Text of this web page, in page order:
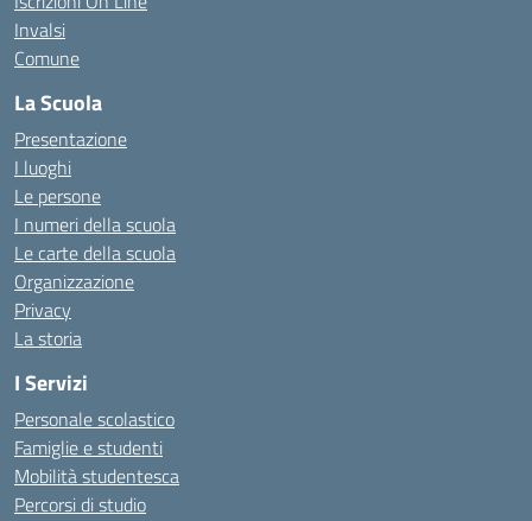
Invalsi
Comune
La Scuola
Presentazione
I luoghi
Le persone
I numeri della scuola
Le carte della scuola
Organizzazione
Privacy
La storia
I Servizi
Personale scolastico
Famiglie e studenti
Mobilità studentesca
Percorsi di studio